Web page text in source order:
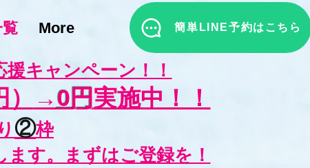
More 簡単LINE予約はこちら
キャンペーン！！
→0円実施中！！
②枠
す。まずはご登録を！